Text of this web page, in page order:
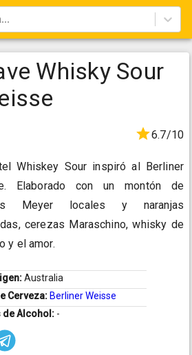
Whisky Sour
6.7/10
Whiskey Sour inspiró al Berliner
Elaborado con un montón de
Meyer locales y naranjas
cerezas Maraschino, whisky de
y el amor.
Australia
Cerveza: Berliner Weisse
de Alcohol: -